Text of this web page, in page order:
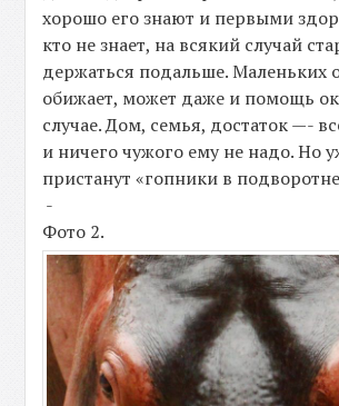
хорошо его знают и первыми
кто не знает, на всякий случай
держаться подальше. Маленьких
обижает, может даже и помощь
случае. Дом, семья, достаток —-
и ничего чужого ему не надо. Но
пристанут «гопники в
-
Фото 2.